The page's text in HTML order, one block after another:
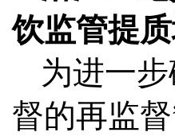
饮监管提
为进一
督的再监